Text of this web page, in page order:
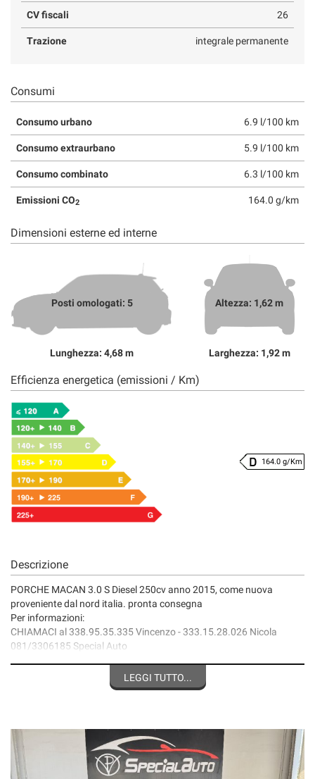
CV fiscali 26
Trazione integrale permanente
Consumi
Consumo urbano 6.9 l/100 km
Consumo extraurbano 5.9 l/100 km
Consumo combinato 6.3 l/100 km
Emissioni CO2 164.0 g/km
Dimensioni esterne ed interne
Posti omologati: 5
Lunghezza: 4,68 m
Altezza: 1,62 m
Larghezza: 1,92 m
Efficienza energetica (emissioni / Km)
164.0 g/Km
Descrizione
PORCHE MACAN 3.0 S Diesel 250cv anno 2015, come nuova
proveniente dal nord italia. pronta consegna
Per informazioni:
CHIAMACI al 338.95.35.335 Vincenzo - 333.15.28.026 Nicola
081/3306185 Special Auto
FB: Special Auto di Pianese Vincenzo
Il passaggio di proprietà si svolge in sede con consegna
IMMEDIATA.
Siamo aperti anche il sabato pomeriggio e la domenica mattina
LEGGI TUTTO...